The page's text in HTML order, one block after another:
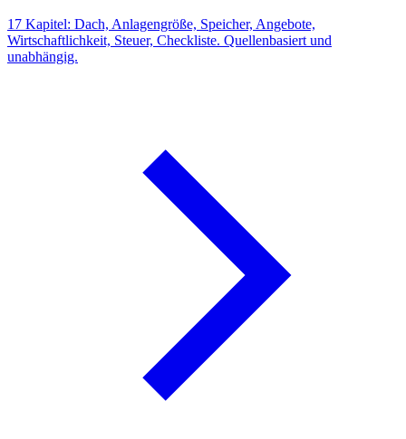
17 Kapitel: Dach, Anlagengröße, Speicher, Angebote,
Wirtschaftlichkeit, Steuer, Checkliste. Quellenbasiert und
unabhängig.